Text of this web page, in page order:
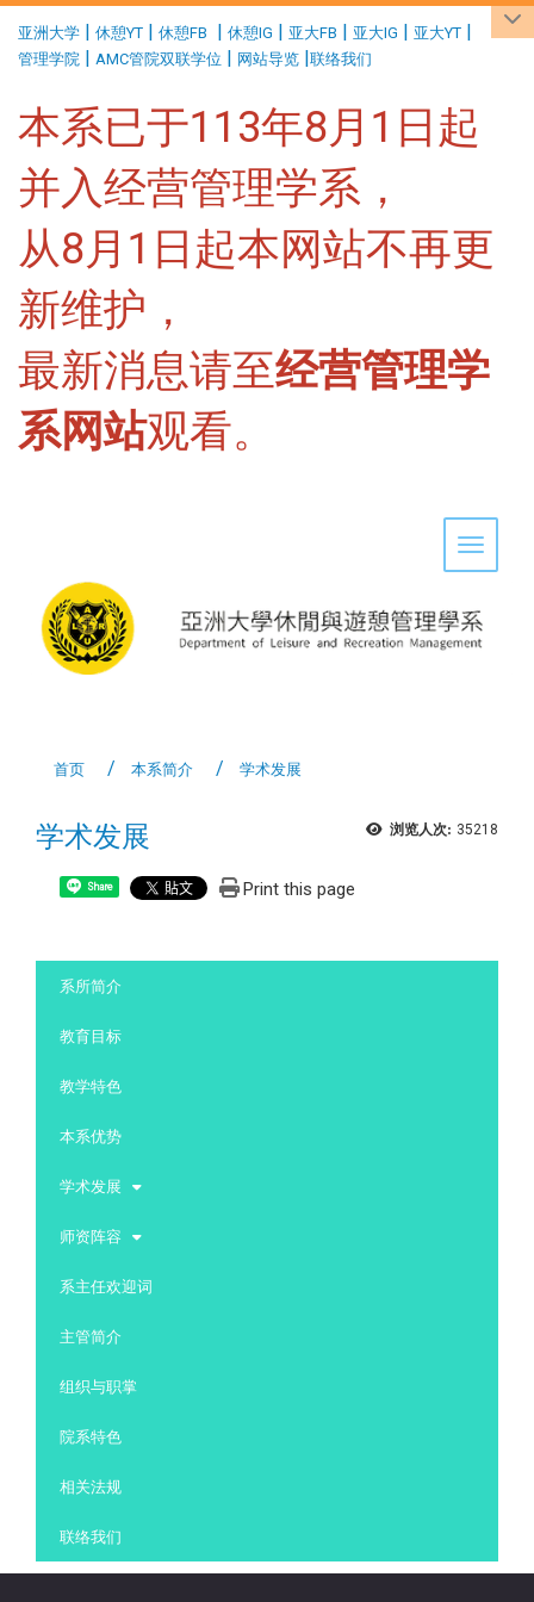
亚洲大学 | 休憩YT | 休憩FB | 休憩IG | 亚大FB | 亚大IG | 亚大YT |
管理学院 | AMC管院双联学位 | 网站导览 |联络我们
本系已于113年8月1日起
并入经营管理学系，
从8月1日起本网站不再更
新维护，
最新消息请至经营管理学
系网站观看。
Toggle
首页 本系简介 学术发展
浏览人次: 35218
学术发展
Share Print this page
系所简介
教育目标
教学特色
本系优势
学术发展
师资阵容
系主任欢迎词
主管简介
组织与职掌
院系特色
相关法规
联络我们